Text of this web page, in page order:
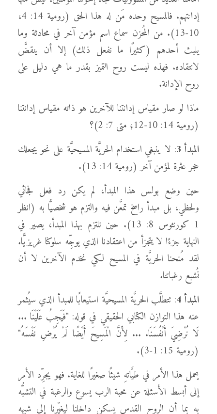
إدانتهم. فالمسيح وحده مَن له هذا الحق (رومية 14: 4،
10-13). من المُحزن سماع اسم مؤمن آخر في محادثة وما
يلبث أحدهم (كثيرًا ما نفعل ذلك) إلا أن ينقضَّ
لانتقاده. فهذه ليست روح التميز بقدر ما هي دليل على
روح الإدانة.
ماذا لو صار مقياس إدانتنا للآخرين هو ذاته مقياس إدانتنا
(رومية 14: 10-12؛ متى 7: 2)؟
المبدأ 3 : لا ينبغي استخدام الحريَّة المسيحيَّة على نحو يجعلك
حجر عثرة لمؤمن آخر (رومية 14: 13).
حين وضع بولس هذا المبدأ، لم يكن رد فعل فجائي
ولحظي، بل مبدأ راسخ تمعَّن فيه والتزم هو شخصيًّا به (انظر
1 كورنثوس 8: 13). حين نلتزم بهذا المبدأ، يصير في
النهاية جزءًا لا يتجزأ من اعتقادنا الذي يوجِّه سلوكنا غريزيًّا.
لقد مُنحنا الحريَّة في المسيح لكي نخدم الآخرين لا أن
نُشبع رغباتنا.
المبدأ 4 : تتطلَّب الحريَّة المسيحيَّة استيعابًا للمبدأ الذي سيُثمر
عنه هذا التوازن الكتابي الحقيقي في قوله: "فَيَجِبُ عَلَيْنَا ...
لَا نُرْضِيَ أَنْفُسَنَا. ... لِأَنَّ الْمَسِيحَ أَيْضًا لَمْ يُرْضِ نَفْسَهُ"
(رومية 15: 1-3).
يحمل هذا الأمر في طيَّاتهِ شيئًا صغيرًا للغاية. فهو يجرِّد الأمر
إلى أبسط الأسئلة عن محبة الرب يسوع والرغبة في التشبُّه
به بما أن الروح القدس يسكن داخلنا ليغيِّرنا إلى شبهه